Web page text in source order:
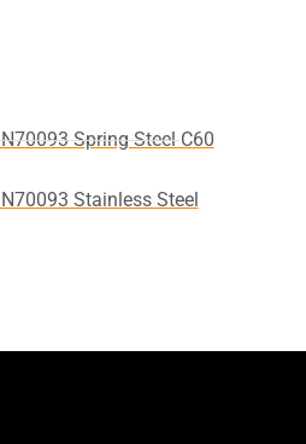
Spring Steel C60
Stainless Steel